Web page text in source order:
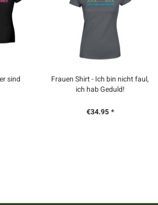
sind
Frauen Shirt - Ich bin nicht faul,
ich hab Geduld!
€34.95 *